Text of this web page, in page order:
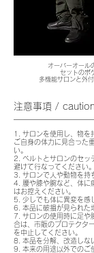
オーバーオール
セットのポ
多機能サロンと外
注意事項 /
1. サロンを使用し、物を
ご自身の体力に見合った
い。
2. ベルトとサロンのセッ
避けて行なってください。
3. サロンで人や動物を持
4. 腰や膝や腕など、体に
はお控えください。
5. 少しでも体に異変を感
6. 本品に破損が見られた
7. サロンの使用時に足や
合は、市販のプロテクタ
を中止してください。
8. 本品を分解、改造しな
9. 本来の用途以外でのご